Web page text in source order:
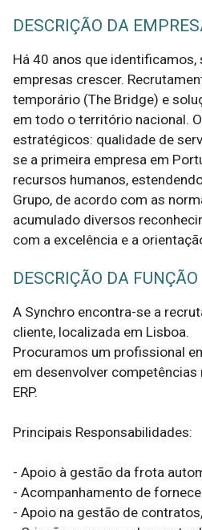
DESCRIÇÃO DA
Há 40 anos que
empresas crescer.
temporário (The Bridge) e
em todo o território nacional.
estratégicos: qualidade de
se a primeira empresa em
recursos humanos,
Grupo, de acordo com as
acumulado diversos
com a excelência e a
DESCRIÇÃO DA FUNÇÃO
A Synchro encontra-se a
cliente, localizada em Lisboa.
Procuramos um profissional
em desenvolver
ERP.
Principais Responsabilidades:
- Apoio à gestão da frota
- Acompanhamento de
- Apoio na gestão de